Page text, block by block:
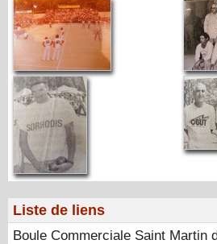
Liste de liens
Boule Commerciale Saint Martin